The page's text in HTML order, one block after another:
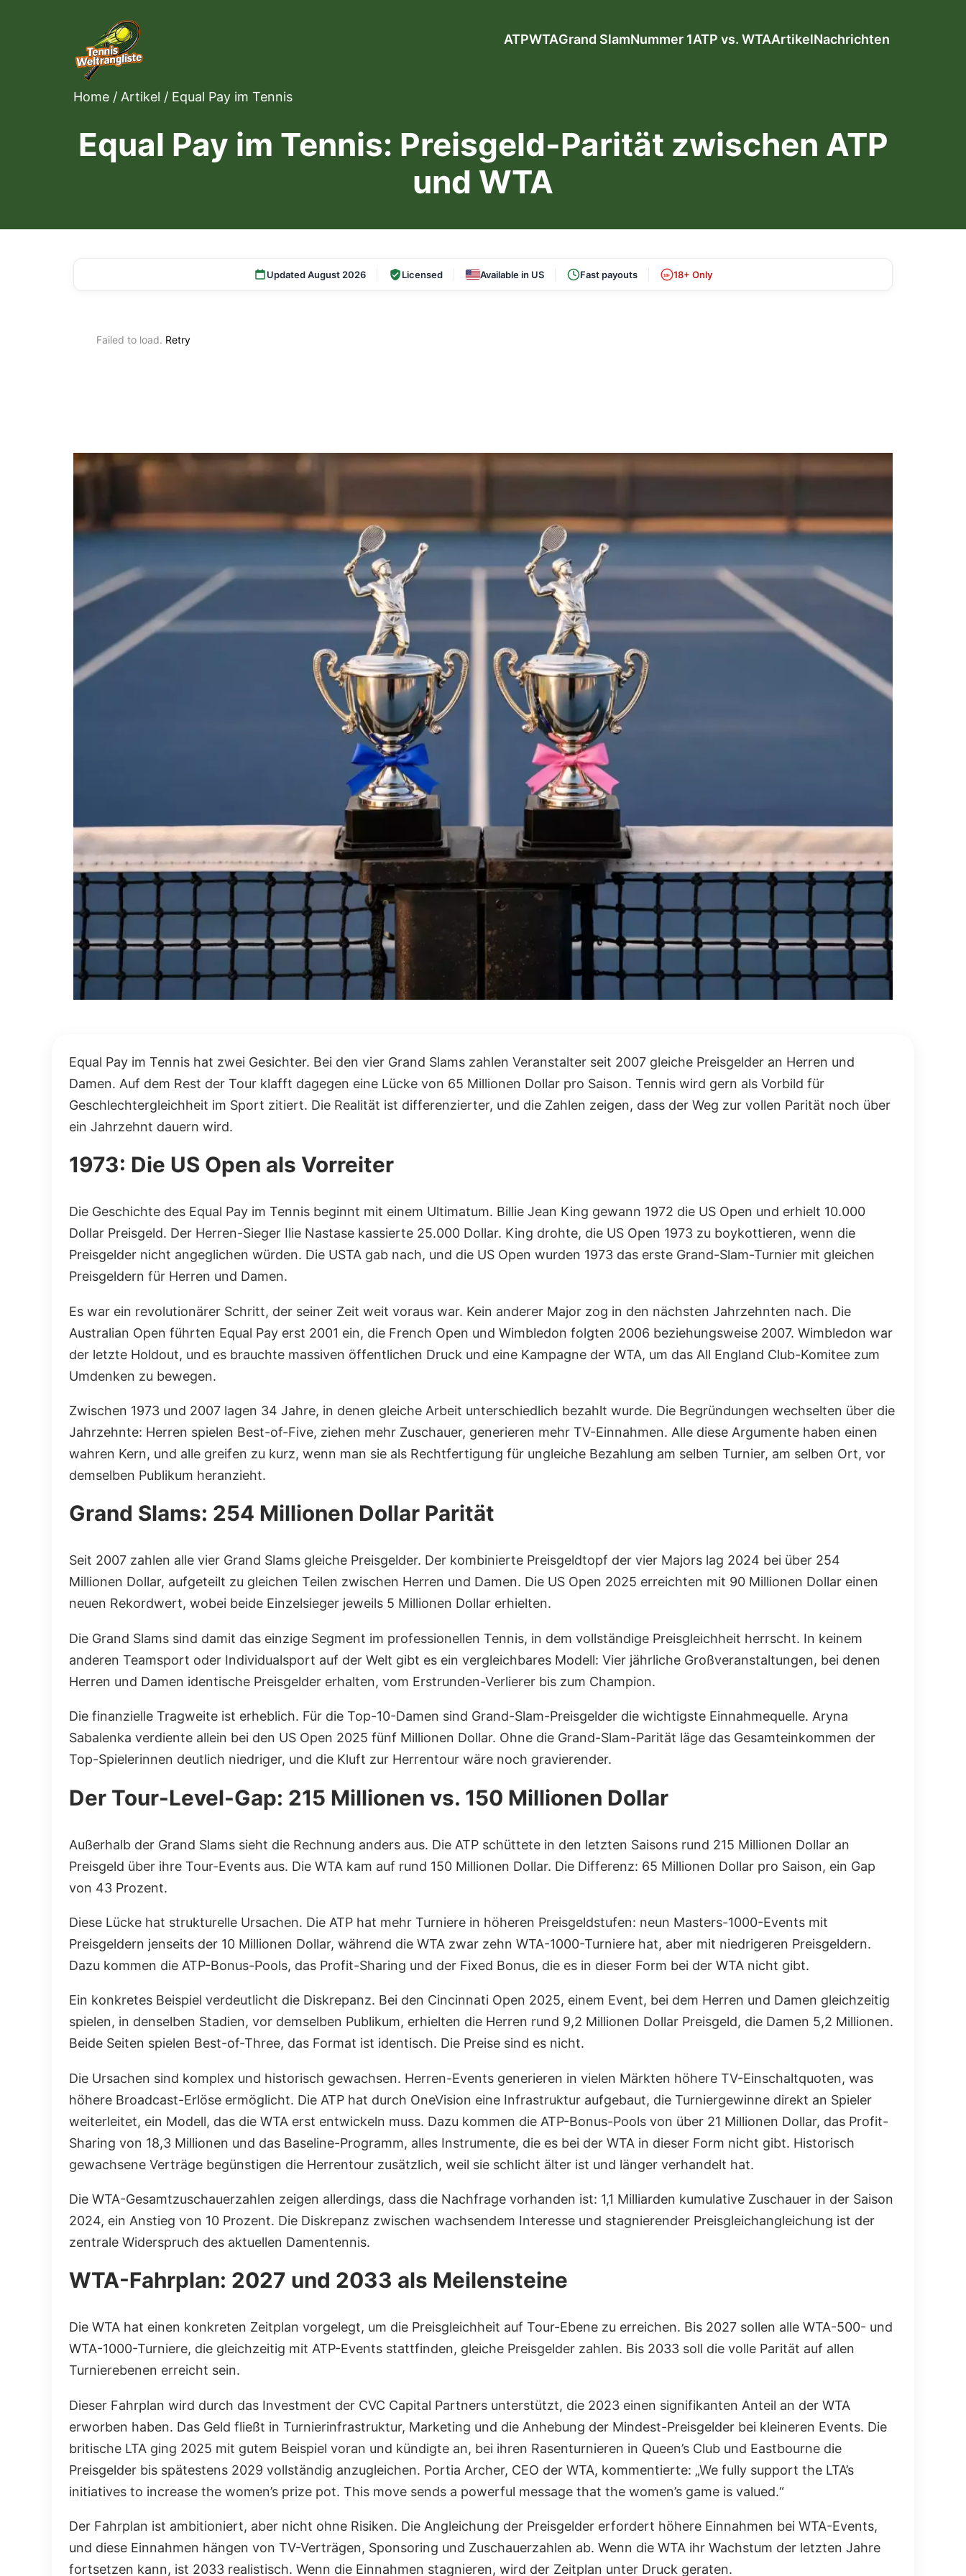
ATPWTAGrand SlamNummer 1ATP vs. WTAArtikelNachrichten
Home / Artikel / Equal Pay im Tennis
Equal Pay im Tennis: Preisgeld-Parität zwischen ATP
und WTA
Updated August 2026 Licensed Available in US Fast payouts 18+ 18+ Only
Failed to load. Retry
Equal Pay im Tennis hat zwei Gesichter. Bei den vier Grand Slams zahlen Veranstalter seit 2007 gleiche Preisgelder an Herren und
Damen. Auf dem Rest der Tour klafft dagegen eine Lücke von 65 Millionen Dollar pro Saison. Tennis wird gern als Vorbild für
Geschlechtergleichheit im Sport zitiert. Die Realität ist differenzierter, und die Zahlen zeigen, dass der Weg zur vollen Parität noch über
ein Jahrzehnt dauern wird.
1973: Die US Open als Vorreiter
Die Geschichte des Equal Pay im Tennis beginnt mit einem Ultimatum. Billie Jean King gewann 1972 die US Open und erhielt 10.000
Dollar Preisgeld. Der Herren-Sieger Ilie Nastase kassierte 25.000 Dollar. King drohte, die US Open 1973 zu boykottieren, wenn die
Preisgelder nicht angeglichen würden. Die USTA gab nach, und die US Open wurden 1973 das erste Grand-Slam-Turnier mit gleichen
Preisgeldern für Herren und Damen.
Es war ein revolutionärer Schritt, der seiner Zeit weit voraus war. Kein anderer Major zog in den nächsten Jahrzehnten nach. Die
Australian Open führten Equal Pay erst 2001 ein, die French Open und Wimbledon folgten 2006 beziehungsweise 2007. Wimbledon war
der letzte Holdout, und es brauchte massiven öffentlichen Druck und eine Kampagne der WTA, um das All England Club-Komitee zum
Umdenken zu bewegen.
Zwischen 1973 und 2007 lagen 34 Jahre, in denen gleiche Arbeit unterschiedlich bezahlt wurde. Die Begründungen wechselten über die
Jahrzehnte: Herren spielen Best-of-Five, ziehen mehr Zuschauer, generieren mehr TV-Einnahmen. Alle diese Argumente haben einen
wahren Kern, und alle greifen zu kurz, wenn man sie als Rechtfertigung für ungleiche Bezahlung am selben Turnier, am selben Ort, vor
demselben Publikum heranzieht.
Grand Slams: 254 Millionen Dollar Parität
Seit 2007 zahlen alle vier Grand Slams gleiche Preisgelder. Der kombinierte Preisgeldtopf der vier Majors lag 2024 bei über 254
Millionen Dollar, aufgeteilt zu gleichen Teilen zwischen Herren und Damen. Die US Open 2025 erreichten mit 90 Millionen Dollar einen
neuen Rekordwert, wobei beide Einzelsieger jeweils 5 Millionen Dollar erhielten.
Die Grand Slams sind damit das einzige Segment im professionellen Tennis, in dem vollständige Preisgleichheit herrscht. In keinem
anderen Teamsport oder Individualsport auf der Welt gibt es ein vergleichbares Modell: Vier jährliche Großveranstaltungen, bei denen
Herren und Damen identische Preisgelder erhalten, vom Erstrunden-Verlierer bis zum Champion.
Die finanzielle Tragweite ist erheblich. Für die Top-10-Damen sind Grand-Slam-Preisgelder die wichtigste Einnahmequelle. Aryna
Sabalenka verdiente allein bei den US Open 2025 fünf Millionen Dollar. Ohne die Grand-Slam-Parität läge das Gesamteinkommen der
Top-Spielerinnen deutlich niedriger, und die Kluft zur Herrentour wäre noch gravierender.
Der Tour-Level-Gap: 215 Millionen vs. 150 Millionen Dollar
Außerhalb der Grand Slams sieht die Rechnung anders aus. Die ATP schüttete in den letzten Saisons rund 215 Millionen Dollar an
Preisgeld über ihre Tour-Events aus. Die WTA kam auf rund 150 Millionen Dollar. Die Differenz: 65 Millionen Dollar pro Saison, ein Gap
von 43 Prozent.
Diese Lücke hat strukturelle Ursachen. Die ATP hat mehr Turniere in höheren Preisgeldstufen: neun Masters-1000-Events mit
Preisgeldern jenseits der 10 Millionen Dollar, während die WTA zwar zehn WTA-1000-Turniere hat, aber mit niedrigeren Preisgeldern.
Dazu kommen die ATP-Bonus-Pools, das Profit-Sharing und der Fixed Bonus, die es in dieser Form bei der WTA nicht gibt.
Ein konkretes Beispiel verdeutlicht die Diskrepanz. Bei den Cincinnati Open 2025, einem Event, bei dem Herren und Damen gleichzeitig
spielen, in denselben Stadien, vor demselben Publikum, erhielten die Herren rund 9,2 Millionen Dollar Preisgeld, die Damen 5,2 Millionen.
Beide Seiten spielen Best-of-Three, das Format ist identisch. Die Preise sind es nicht.
Die Ursachen sind komplex und historisch gewachsen. Herren-Events generieren in vielen Märkten höhere TV-Einschaltquoten, was
höhere Broadcast-Erlöse ermöglicht. Die ATP hat durch OneVision eine Infrastruktur aufgebaut, die Turniergewinne direkt an Spieler
weiterleitet, ein Modell, das die WTA erst entwickeln muss. Dazu kommen die ATP-Bonus-Pools von über 21 Millionen Dollar, das Profit-
Sharing von 18,3 Millionen und das Baseline-Programm, alles Instrumente, die es bei der WTA in dieser Form nicht gibt. Historisch
gewachsene Verträge begünstigen die Herrentour zusätzlich, weil sie schlicht älter ist und länger verhandelt hat.
Die WTA-Gesamtzuschauerzahlen zeigen allerdings, dass die Nachfrage vorhanden ist: 1,1 Milliarden kumulative Zuschauer in der Saison
2024, ein Anstieg von 10 Prozent. Die Diskrepanz zwischen wachsendem Interesse und stagnierender Preisgleichangleichung ist der
zentrale Widerspruch des aktuellen Damentennis.
WTA-Fahrplan: 2027 und 2033 als Meilensteine
Die WTA hat einen konkreten Zeitplan vorgelegt, um die Preisgleichheit auf Tour-Ebene zu erreichen. Bis 2027 sollen alle WTA-500- und
WTA-1000-Turniere, die gleichzeitig mit ATP-Events stattfinden, gleiche Preisgelder zahlen. Bis 2033 soll die volle Parität auf allen
Turnierebenen erreicht sein.
Dieser Fahrplan wird durch das Investment der CVC Capital Partners unterstützt, die 2023 einen signifikanten Anteil an der WTA
erworben haben. Das Geld fließt in Turnierinfrastruktur, Marketing und die Anhebung der Mindest-Preisgelder bei kleineren Events. Die
britische LTA ging 2025 mit gutem Beispiel voran und kündigte an, bei ihren Rasenturnieren in Queen’s Club und Eastbourne die
Preisgelder bis spätestens 2029 vollständig anzugleichen. Portia Archer, CEO der WTA, kommentierte: „We fully support the LTA’s
initiatives to increase the women’s prize pot. This move sends a powerful message that the women’s game is valued.“
Der Fahrplan ist ambitioniert, aber nicht ohne Risiken. Die Angleichung der Preisgelder erfordert höhere Einnahmen bei WTA-Events,
und diese Einnahmen hängen von TV-Verträgen, Sponsoring und Zuschauerzahlen ab. Wenn die WTA ihr Wachstum der letzten Jahre
fortsetzen kann, ist 2033 realistisch. Wenn die Einnahmen stagnieren, wird der Zeitplan unter Druck geraten.